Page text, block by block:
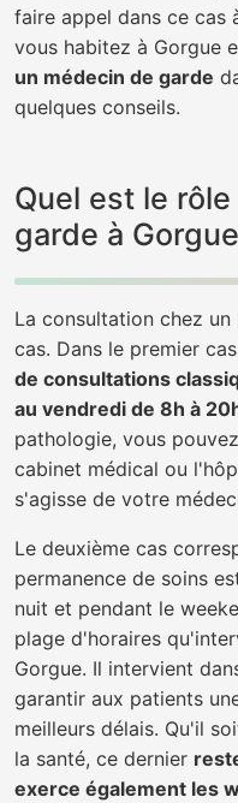
faire appel dans ce cas
vous habitez à Gorgue
un médecin de garde
quelques conseils.
Quel est le
garde à
La consultation chez
cas. Dans le premier
de consultations
au vendredi de 8h à
pathologie, vous
cabinet médical ou
s'agisse de votre
Le deuxième cas
permanence de soins
nuit et pendant le
plage d'horaires
Gorgue. Il intervient
garantir aux patients
meilleurs délais. Qu'il
la santé, ce dernier
exerce également les